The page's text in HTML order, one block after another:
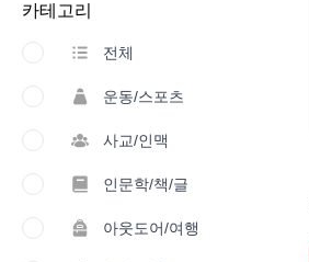
카테고리
전체
운동/스포츠
사교/인맥
인문학/책/글
아웃도어/여행